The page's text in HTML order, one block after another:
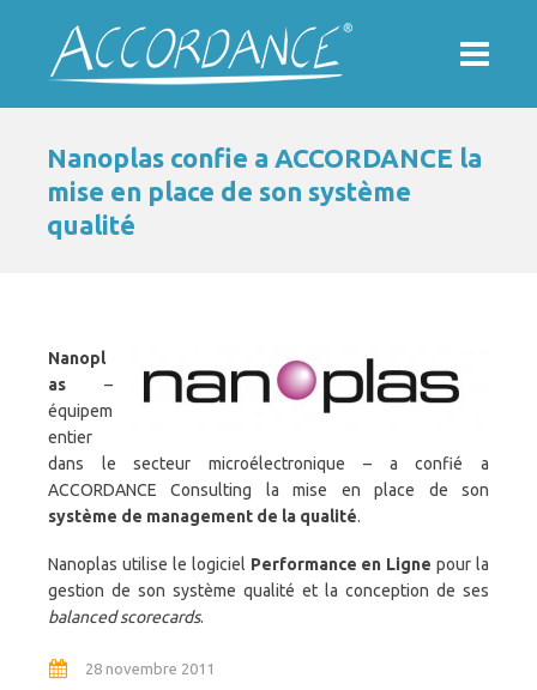
Nanoplas confie a ACCORDANCE la
mise en place de son système
qualité
Nanopl
as –
équipem
entier
dans le secteur microélectronique – a confié a
ACCORDANCE Consulting la mise en place de son
système de management de la qualité.
Nanoplas utilise le logiciel Performance en Ligne pour la
gestion de son système qualité et la conception de ses
balanced scorecards.
28 novembre 2011